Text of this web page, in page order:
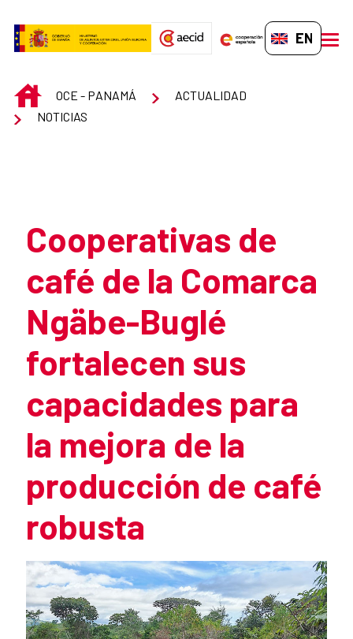
EN-GB
INICIOOCE - PANAMÁ
ACTUALIDAD
NOTICIAS
Cooperativas de
café de la Comarca
Ngäbe-Buglé
fortalecen sus
capacidades para
la mejora de la
producción de café
robusta
Summary of the news